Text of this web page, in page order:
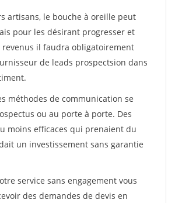
artisans, le bouche à oreille peut
pour les désirant progresser et
il faudra obligatoirement
de leads prospectsion dans
méthodes de communication se
ou au porte à porte. Des
moins efficaces qui prenaient du
un investissement sans garantie
service sans engagement vous
des demandes de devis en